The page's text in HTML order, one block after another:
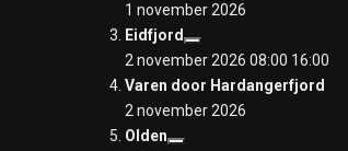
1 november 2026
Eidfjord
2 november 2026 08:00 16:00
Varen door Hardangerfjord
2 november 2026
Olden